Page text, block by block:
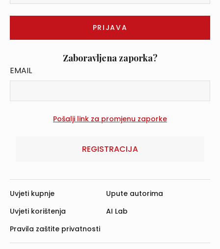
Zaboravljena zaporka?
EMAIL
REGISTRACIJA
Uvjeti kupnje
Uvjeti korištenja
Pravila zaštite privatnosti
Upute autorima
AI Lab